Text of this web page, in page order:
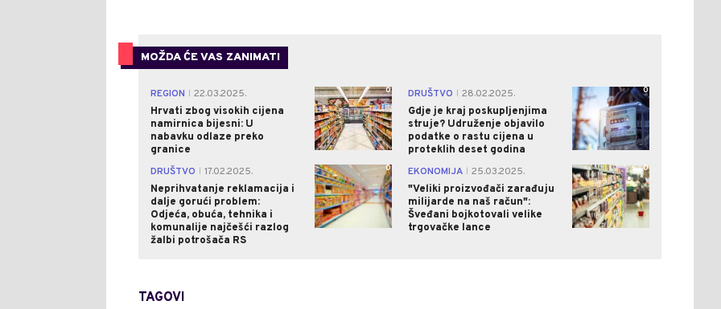
MOŽDA ĆE VAS ZANIMATI
REGION
22.03.2025.
Hrvati zbog visokih cijena
namirnica bijesni: U
nabavku odlaze preko
granice
0 DRUŠTVO
28.02.2025.
Gdje je kraj poskupljenjima
struje? Udruženje objavilo
podatke o rastu cijena u
proteklih deset godina
0
DRUŠTVO
17.02.2025.
Neprihvatanje reklamacija i
dalje gorući problem:
Odjeća, obuća, tehnika i
komunalije najčešći razlog
žalbi potrošača RS
0 EKONOMIJA
25.03.2025.
"Veliki proizvođači zarađuju
milijarde na naš račun":
Šveđani bojkotovali velike
trgovačke lance
0
TAGOVI